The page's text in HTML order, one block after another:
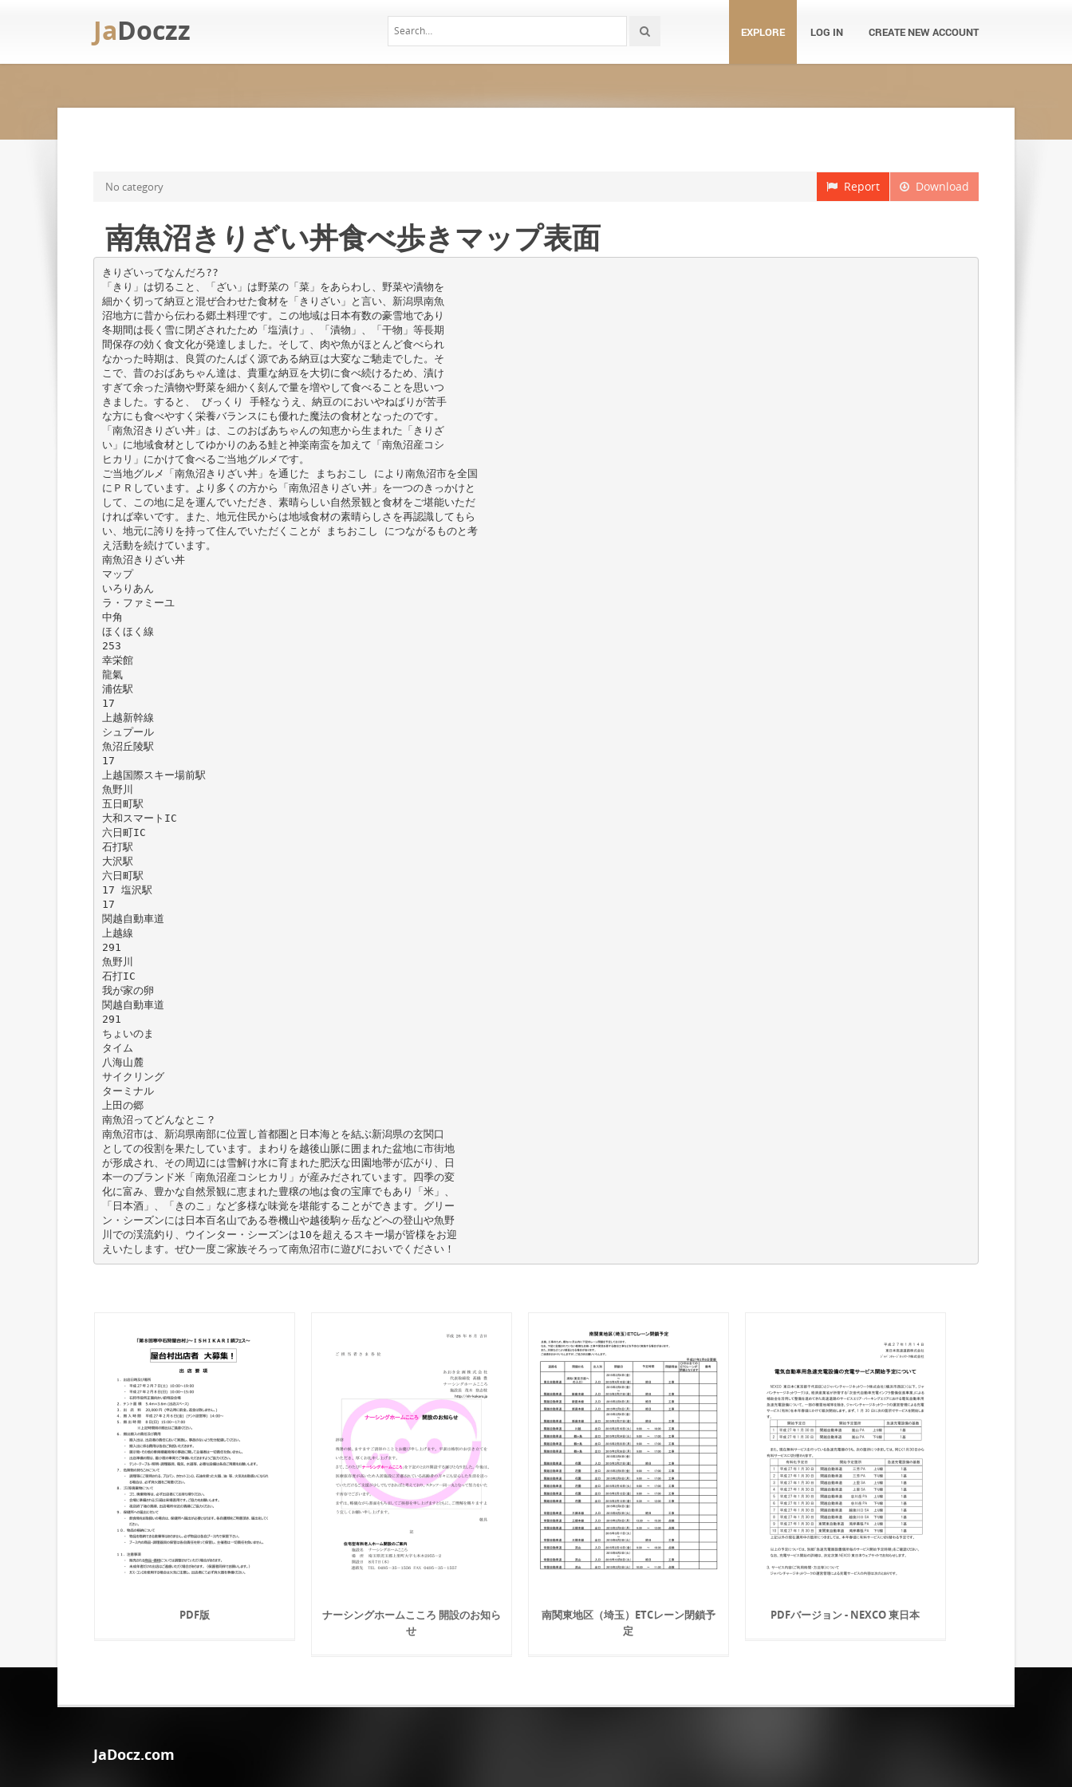
JaDoczz EXPLORE LOG IN CREATE NEW ACCOUNT
Download
Report
No category
南魚沼きりざい丼食べ歩きマップ表面
きりざいってなんだろ??
「きり」は切ること、「ざい」は野菜の「菜」をあらわし、野菜や漬物を
細かく切って納豆と混ぜ合わせた食材を「きりざい」と言い、新潟県南魚
沼地方に昔から伝わる郷土料理です。この地域は日本有数の豪雪地であり
冬期間は長く雪に閉ざされたため「塩漬け」、「漬物」、「干物」等長期
間保存の効く食文化が発達しました。そして、肉や魚がほとんど食べられ
なかった時期は、良質のたんぱく源である納豆は大変なご馳走でした。そ
こで、昔のおばあちゃん達は、貴重な納豆を大切に食べ続けるため、漬け
すぎて余った漬物や野菜を細かく刻んで量を増やして食べることを思いつ
きました。すると、 びっくり 手軽なうえ、納豆のにおいやねばりが苦手
な方にも食べやすく栄養バランスにも優れた魔法の食材となったのです。
「南魚沼きりざい丼」は、このおばあちゃんの知恵から生まれた「きりざ
い」に地域食材としてゆかりのある鮭と神楽南蛮を加えて「南魚沼産コシ
ヒカリ」にかけて食べるご当地グルメです。
ご当地グルメ「南魚沼きりざい丼」を通じた まちおこし により南魚沼市を全国
にＰＲしています。より多くの方から「南魚沼きりざい丼」を一つのきっかけと
して、この地に足を運んでいただき、素晴らしい自然景観と食材をご堪能いただ
ければ幸いです。また、地元住民からは地域食材の素晴らしさを再認識してもら
い、地元に誇りを持って住んでいただくことが まちおこし につながるものと考
え活動を続けています。
南魚沼きりざい丼
マップ
いろりあん
ラ・ファミーユ
中角
ほくほく線
253
幸栄館
龍氣
浦佐駅
17
上越新幹線
シュプール
魚沼丘陵駅
17
上越国際スキー場前駅
魚野川
五日町駅
大和スマートIC
六日町IC
石打駅
大沢駅
六日町駅
17 塩沢駅
17
関越自動車道
上越線
291
魚野川
石打IC
我が家の卵
関越自動車道
291
ちょいのま
タイム
八海山麓
サイクリング
ターミナル
上田の郷
南魚沼ってどんなとこ？
南魚沼市は、新潟県南部に位置し首都圏と日本海とを結ぶ新潟県の玄関口
としての役割を果たしています。まわりを越後山脈に囲まれた盆地に市街地
が形成され、その周辺には雪解け水に育まれた肥沃な田園地帯が広がり、日
本一のブランド米「南魚沼産コシヒカリ」が産みだされています。四季の変
化に富み、豊かな自然景観に恵まれた豊穣の地は食の宝庫でもあり「米」、
「日本酒」、「きのこ」など多様な味覚を堪能することができます。グリー
ン・シーズンには日本百名山である巻機山や越後駒ヶ岳などへの登山や魚野
川での渓流釣り、ウインター・シーズンは10を超えるスキー場が皆様をお迎
PDF版
ナーシングホームこころ 開設のお知ら
せ
南関東地区（埼玉）ETCレーン閉鎖予
定
PDFバージョン - NEXCO 東日本
JaDocz.com